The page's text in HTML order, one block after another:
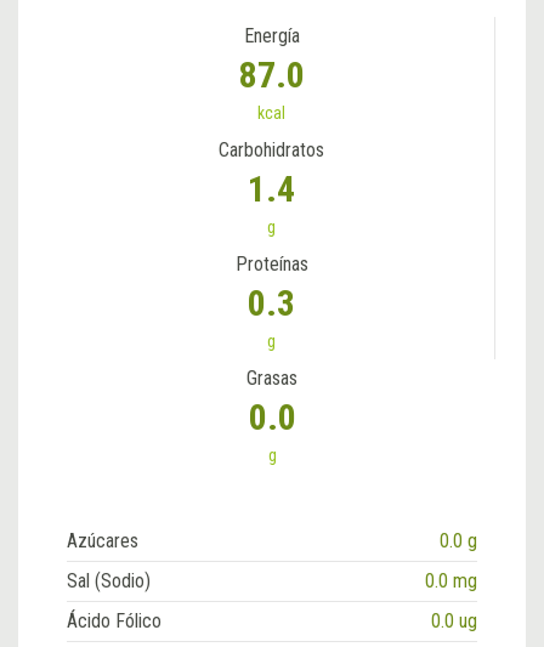
Energía
87.0
kcal
Carbohidratos
1.4
g
Proteínas
0.3
g
Grasas
0.0
g
Azúcares
0.0 g
Sal (Sodio)
0.0 mg
Ácido Fólico
0.0 ug